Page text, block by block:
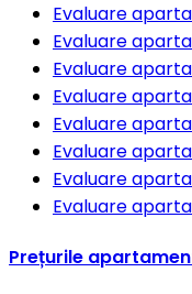
Evaluare
Evaluare
Evaluare
Evaluare
Evaluare
Evaluare
Evaluare
Evaluare
Prețurile